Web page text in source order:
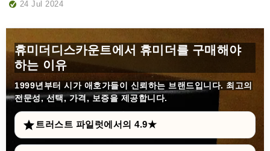
24 Jul 2024
휴미더디스카운트에서 휴미더를 구매해야
하는 이유
1999년부터 시가 애호가들이 신뢰하는 브랜드입니다. 최고의
전문성, 선택, 가격, 보증을 제공합니다.
트러스트 파일럿에서의 4.9★